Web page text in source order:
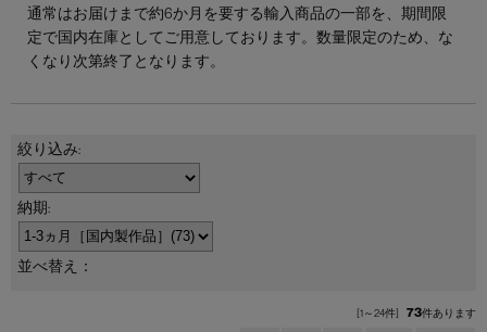
SHOPS
CATALOGUES
ONLINE STORE
通常はお届けまで約6か月を要する輸入商品の一部を、期間限
定で国内在庫としてご用意しております。数量限定のため、な
くなり次第終了となります。
並べ替え：
[1～24件] 73件あります